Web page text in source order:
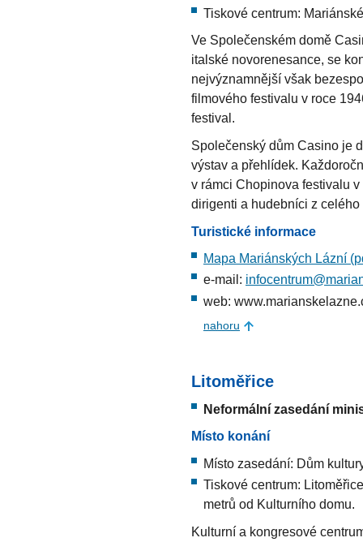
Tiskové centrum:
Ve Společenském domě
italské novorenesance, se
nejvýznamnější však
filmového festivalu v roce
festival.
Společenský dům Casino je
výstav a přehlídek.
v rámci Chopinova festivalu
dirigenti a hudebníci z celého
Turistické informace
Mapa Mariánských Lázní
e-mail:
web:
nahoru
Litoměřice
Neformální zasedání
Místo konání
Místo zasedání: Dům
Tiskové centrum:
metrů od Kulturního domu.
Kulturní a kongresové